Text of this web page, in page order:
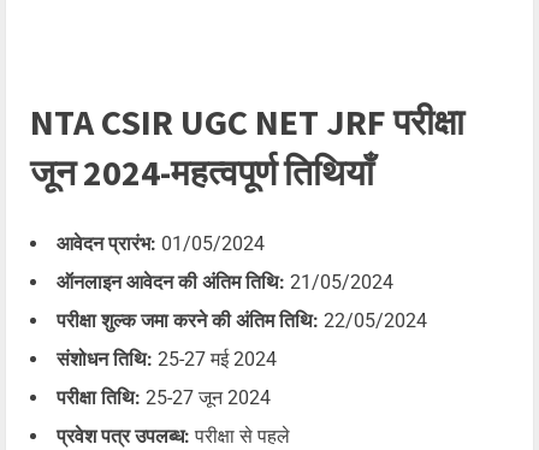
NTA CSIR UGC NET JRF परीक्षा
जून 2024-महत्वपूर्ण तिथियाँ
आवेदन प्रारंभ: 01/05/2024
ऑनलाइन आवेदन की अंतिम तिथि: 21/05/2024
परीक्षा शुल्क जमा करने की अंतिम तिथि: 22/05/2024
संशोधन तिथि: 25-27 मई 2024
परीक्षा तिथि: 25-27 जून 2024
प्रवेश पत्र उपलब्ध: परीक्षा से पहले